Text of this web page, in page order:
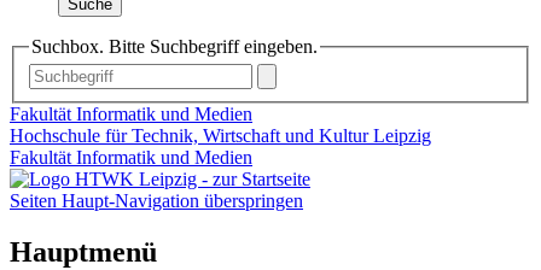
Suche
Suchbox. Bitte Suchbegriff eingeben.
Fakultät Informatik und Medien
Hochschule für Technik, Wirtschaft und Kultur Leipzig
Fakultät Informatik und Medien
Seiten Haupt-Navigation überspringen
Hauptmenü